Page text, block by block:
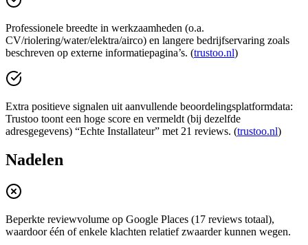
Professionele breedte in werkzaamheden (o.a.
CV/riolering/water/elektra/airco) en langere bedrijfservaring zoals
beschreven op externe informatiepagina’s. (trustoo.nl)
Extra positieve signalen uit aanvullende beoordelingsplatformdata:
Trustoo toont een hoge score en vermeldt (bij dezelfde
adresgegevens) “Echte Installateur” met 21 reviews. (trustoo.nl)
Nadelen
Beperkte reviewvolume op Google Places (17 reviews totaal),
waardoor één of enkele klachten relatief zwaarder kunnen wegen.